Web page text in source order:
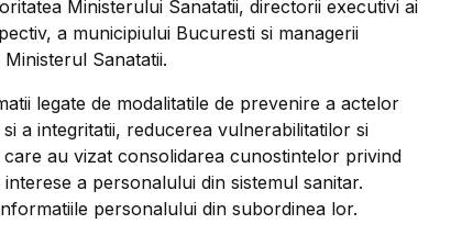
Ministerului Sanatatii, directorii executivi ai
a municipiului Bucuresti si managerii
Sanatatii.
legate de modalitatile de prevenire a actelor
a integritatii, reducerea vulnerabilitatilor si
au vizat consolidarea cunostintelor privind
a personalului din sistemul sanitar.
personalului din subordinea lor.